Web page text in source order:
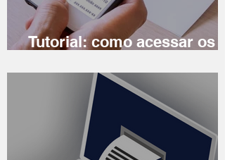
Tutorial: como acessar os
CK